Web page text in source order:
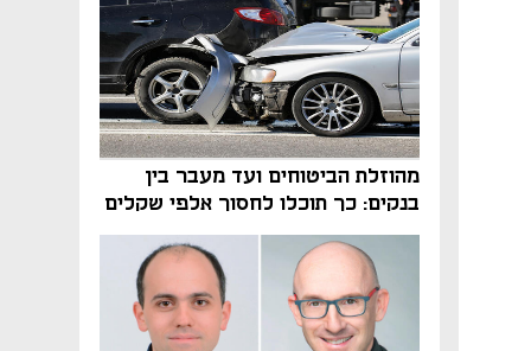
מהוזלת הביטוחים ועד מעבר בין
בנקים: כך תוכלו לחסוך אלפי שקלים
בשנה